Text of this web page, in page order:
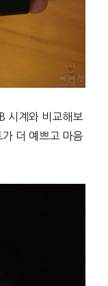
시계와 비교해보
더 예쁘고 마음